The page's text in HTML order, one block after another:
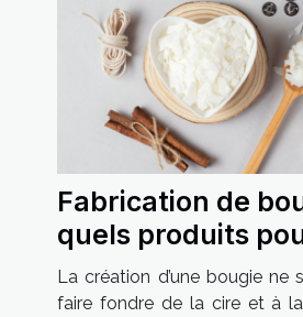
Fabrication de
quels produits
et parfumer vos
La création d’une bougie ne
faire fondre de la cire et à